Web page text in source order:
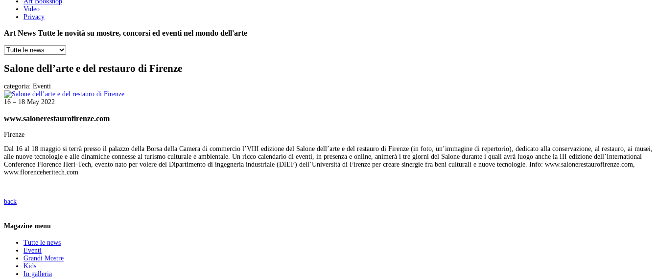
Video
Privacy
Art News Tutte le novità su mostre, concorsi ed eventi nel mondo dell'arte
Salone dell’arte e del restauro di Firenze
categoria: Eventi
16 – 18 May 2022
www.salonerestaurofirenze.com
Firenze
Dal 16 al 18 maggio si terrà presso il palazzo della Borsa della Camera di commercio l’VIII edizione del Salone dell’arte e del restauro di Firenze (in foto, un’immagine di repertorio), dedicato alla conservazione, al restauro, ai musei,
alle nuove tecnologie e alle dinamiche connesse al turismo culturale e ambientale. Un ricco calendario di eventi, in presenza e online, animerà i tre giorni del Salone durante i quali avrà luogo anche la III edizione dell’International
Conference Florence Heri-Tech, evento nato per volere del Dipartimento di ingegneria industriale (DIEF) dell’Università di Firenze per creare sinergie fra beni culturali e nuove tecnologie. Info: www.salonerestaurofirenze.com,
www.florenceheritech.com
back
Magazine menu
Tutte le news
Eventi
Grandi Mostre
Kids
In galleria